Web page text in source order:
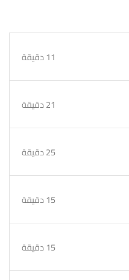
11 دقيقة
21 دقيقة
25 دقيقة
15 دقيقة
15 دقيقة